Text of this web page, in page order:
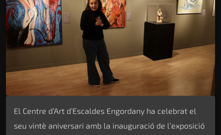
El Centre d’Art d’Escaldes Engordany ha celebrat el
seu vintè aniversari amb la inauguració de l’exposició